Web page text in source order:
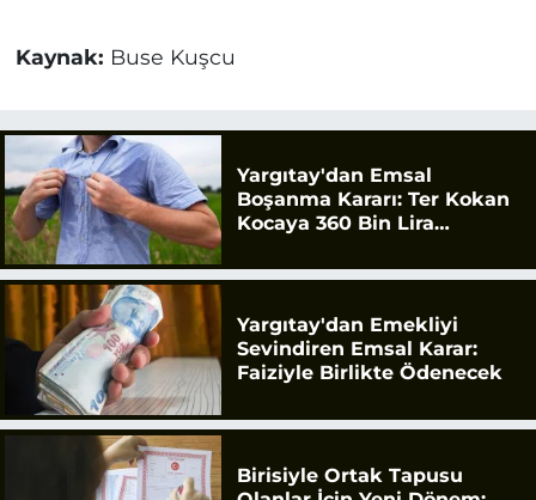
Kaynak: Buse Kuşcu
Yargıtay'dan Emsal
Boşanma Kararı: Ter Kokan
Kocaya 360 Bin Lira
Yargıtay'dan Emekliyi
Sevindiren Emsal Karar:
Faiziyle Birlikte Ödenecek
Birisiyle Ortak Tapusu